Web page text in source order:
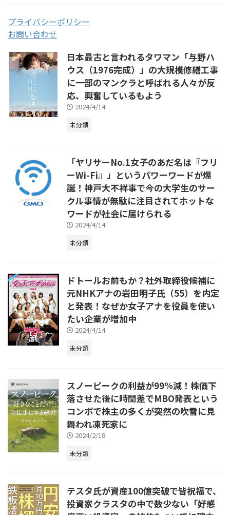
プライバシーポリシー
お問い合わせ
日本最古と言われるタワマン「与野ハ
ウス（1976完成）」の大規模修繕工事
に一部のマンクラと呼ばれる人々が反
応、興奮しているもよう
2024/4/14
未分類
「ヤリサーNo.1女子のあだ名は『フリ
ーWi-Fi』」というパワーワードが爆
誕！神戸大不祥事で今の大学生のサー
クル事情が無駄に注目されてホットな
ワードが社会に届けられる
2024/4/14
未分類
ドトールお前もか？社外取締役候補に
元NHKアナの岩田明子氏（55）を内定
と発表！なぜか女子アナを役員を使い
たい企業が増加中
2024/4/14
未分類
スノーピークの利益が99%減！株価下
落させた後に時間差でMBO発表という
コンボで株主の多くが突然の吹雪に見
舞われ凍死家に
2024/2/18
未分類
テスタ氏が資産100億突破で皆祝福で、
投資家クラスタの中で数少ない「好感